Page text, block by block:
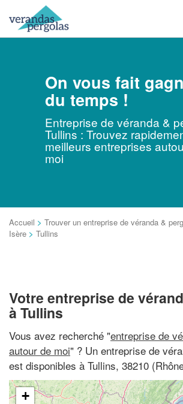
On vous fait
du temps !
Entreprise de véranda &
Tullins : Trouvez
meilleurs entreprises
moi
Accueil > Trouver un entreprise de véranda &
Isère > Tullins
Votre entreprise de
à Tullins
Vous avez recherché "entreprise de
autour de moi" ? Un entreprise de
est disponibles à Tullins, 38210
+